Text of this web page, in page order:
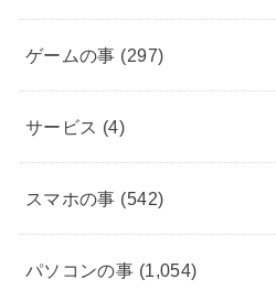
ゲームの事 (297)
サービス (4)
スマホの事 (542)
パソコンの事 (1,054)